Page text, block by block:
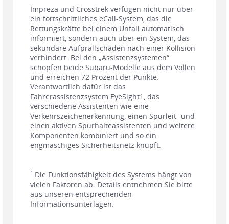
Impreza und Crosstrek verfügen nicht nur über
ein fortschrittliches eCall-System, das die
Rettungskräfte bei einem Unfall automatisch
informiert, sondern auch über ein System, das
sekundäre Aufprallschäden nach einer Kollision
verhindert. Bei den „Assistenzsystemen“
schöpfen beide Subaru-Modelle aus dem Vollen
und erreichen 72 Prozent der Punkte.
Verantwortlich dafür ist das
Fahrerassistenzsystem EyeSight1, das
verschiedene Assistenten wie eine
Verkehrszeichenerkennung, einen Spurleit- und
einen aktiven Spurhalteassistenten und weitere
Komponenten kombiniert und so ein
engmaschiges Sicherheitsnetz knüpft.
1 Die Funktionsfähigkeit des Systems hängt von
vielen Faktoren ab. Details entnehmen Sie bitte
aus unseren entsprechenden
Informationsunterlagen.